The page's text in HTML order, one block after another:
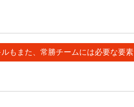
もまた、常勝チームには必要な要素